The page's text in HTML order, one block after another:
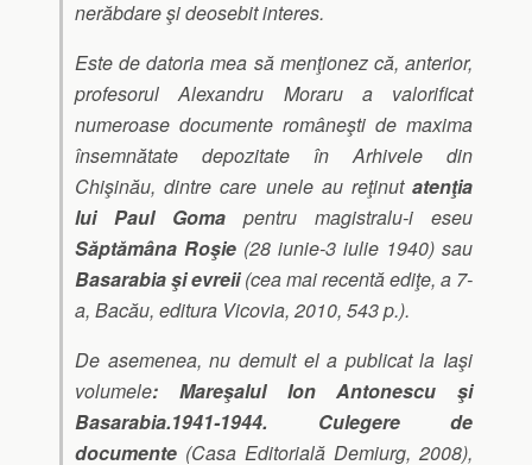
nerăbdare şi deosebit interes.
Este de datoria mea să menţionez că, anterior,
profesorul Alexandru Moraru a valorificat
numeroase documente româneşti de maxima
însemnătate depozitate în Arhivele din
Chişinău, dintre care unele au reţinut atenţia
lui Paul Goma pentru magistralu-i eseu
Săptămâna Roşie (28 iunie-3 iulie 1940) sau
Basarabia şi evreii(cea mai recentă ediţe, a 7-
a, Bacău, editura Vicovia, 2010, 543 p.).
De asemenea, nu demult el a publicat la Iaşi
volumele: Mareşalul Ion Antonescu şi
Basarabia.1941-1944. Culegere de
documente (Casa Editorială Demiurg, 2008),